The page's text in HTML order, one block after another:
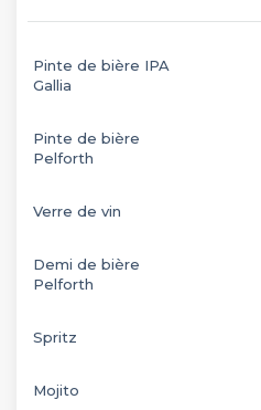
Pinte de bière IPA
Gallia
Pinte de bière
Pelforth
Verre de vin
Demi de bière
Pelforth
Spritz
Mojito